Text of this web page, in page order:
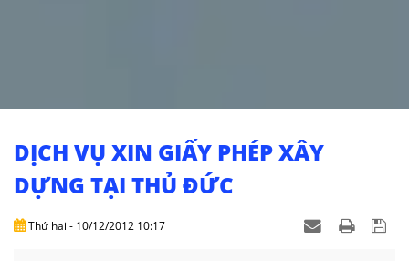
TỤC
ĐẤT
VĂN
-
DỊCH VỤ XIN GIẤY PHÉP XÂY
DỰNG TẠI THỦ ĐỨC
Thứ hai - 10/12/2012 10:17